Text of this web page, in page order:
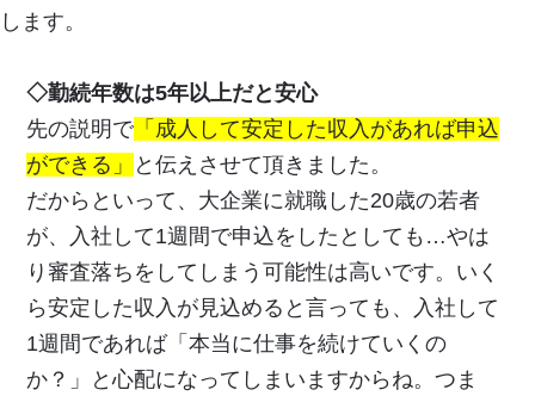
します。
◇勤続年数は5年以上だと安心
先の説明で 「成人して安定した収入があれば申込
ができる」
と伝えさせて頂きました。
だからといって、大企業に就職した20歳の若者
が、入社して1週間で申込をしたとしても…やは
り審査落ちをしてしまう可能性は高いです。いく
ら安定した収入が見込めると言っても、入社して
1週間であれば「本当に仕事を続けていくの
か？」と心配になってしまいますからね。つま